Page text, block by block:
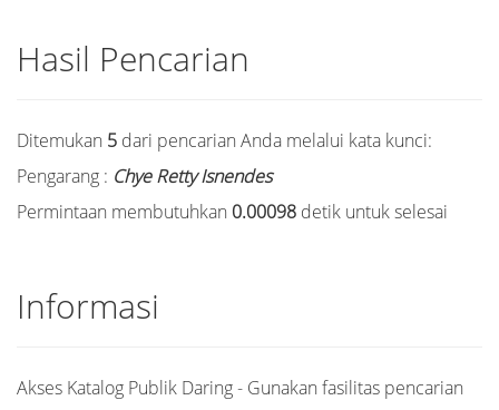
Hasil Pencarian
Ditemukan 5 dari pencarian Anda melalui kata kunci:
Pengarang : Chye Retty Isnendes
Permintaan membutuhkan 0.00098 detik untuk selesai
Informasi
Akses Katalog Publik Daring - Gunakan fasilitas pencarian